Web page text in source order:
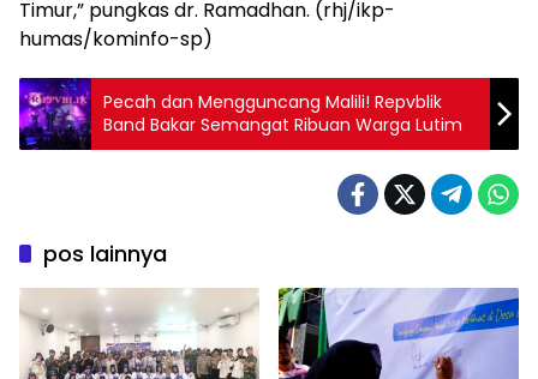
Timur,” pungkas dr. Ramadhan. (rhj/ikp-
humas/kominfo-sp)
Pecah dan Mengguncang Malili! Repvblik
Band Bakar Semangat Ribuan Warga Lutim
pos lainnya